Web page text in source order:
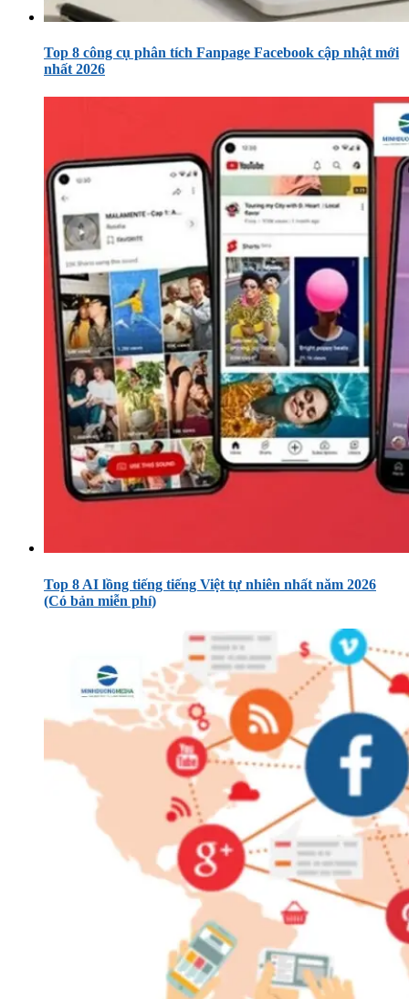
Top 8 công cụ phân tích Fanpage Facebook cập nhật mới
nhất 2026
Top 8 AI lồng tiếng tiếng Việt tự nhiên nhất năm 2026
(Có bản miễn phí)